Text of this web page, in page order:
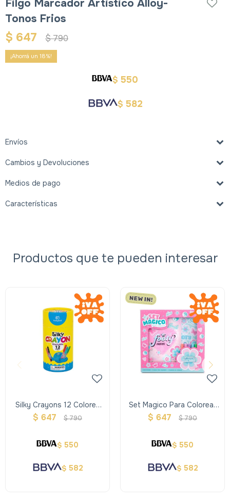
Filgo Marcador Artistico Alloy-
Tonos Frios
$ 647 $790
18
$ 550
$ 582
Envíos
Cambios y Devoluciones
Medios de pago
Características
Productos que te pueden interesar
Silky Crayons 12 Colores
New Packaging
$ 647 $790
$ 550
$ 582
Set Magico Para Colorear
Footy Diseño Rosa
$ 647 $790
$ 550
$ 582